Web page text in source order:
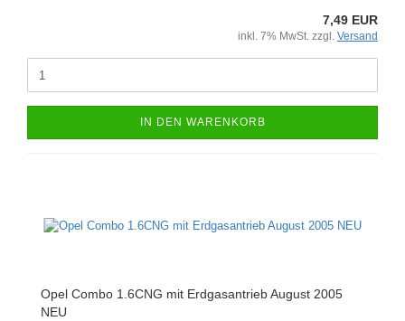
7,49 EUR
inkl. 7% MwSt. zzgl. Versand
IN DEN WARENKORB
Opel Combo 1.6CNG mit Erdgasantrieb August 2005
NEU